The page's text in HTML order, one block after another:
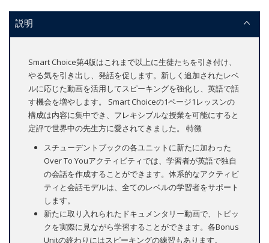
説明
Smart Choice第4版はこれまで以上に生徒たちを引き付け、
やる気を引き出し、発話を促します。新しく追加されたレベ
ルに応じた動画を活用してスピーキングを強化し、英語で話
す機会を増やします。 Smart Choiceの1ページ1レッスンの
構成は内容に集中でき、フレキシブルな授業を可能にすると
定評で世界中の先生方に愛されてきました。 特徴
スチューデントブックの各ユニットに新たに加わった
Over To Youアクティビティでは、学習者が英語で独自
の会話を作成することができます。体系的なアクティビ
ティと会話モデルは、全てのレベルの学習者をサポート
します。
新たに取り入れられたドキュメンタリー動画で、トピッ
クを実際に見ながら学習することができます。各Bonus
Unitの終わりにはスピーキングの練習もあります。